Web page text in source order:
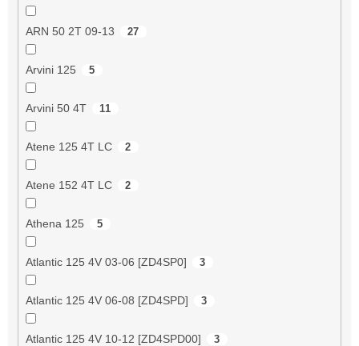
ARN 50 2T 09-13 27
Arvini 125 5
Arvini 50 4T 11
Atene 125 4T LC 2
Atene 152 4T LC 2
Athena 125 5
Atlantic 125 4V 03-06 [ZD4SP0] 3
Atlantic 125 4V 06-08 [ZD4SPD] 3
Atlantic 125 4V 10-12 [ZD4SPD00] 3